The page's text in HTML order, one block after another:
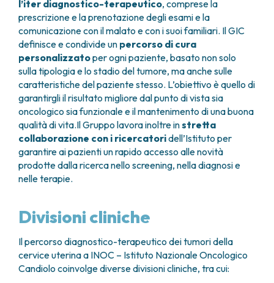
psico-oncologico qualificato
aiuta il paziente ad affrontare
positivamente non solo le cure ma
anche la delicata fase di recupero
fisico e psicologico.
È possibile partecipare anche a
gruppi di sostegnopsicologico per
confrontarsi con altre persone che
hanno vissuto o vivono la stessa
esperienza.
immediato.del sangue
quando vi è indicazione a
cadenza decisa dal medico.
l’iter diagnostico-terapeutico, comprese la
prescrizione e la prenotazione degli esami e la
comunicazione con il malato e con i suoi familiari. Il GIC
definisce e condivide un percorso di cura
personalizzatoper ogni paziente, basato non solo
sulla tipologia e lo stadio del tumore, ma anche sulle
caratteristiche del paziente stesso. L’obiettivo è quello di
garantirgli il risultato migliore dal punto di vista sia
oncologico sia funzionale e il mantenimento di una buona
qualità di vita.Il Gruppo lavora inoltre instretta
collaborazione con i ricercatoridell’Istituto per
garantire ai pazienti un rapido accesso alle novità
prodotte dalla ricerca nello screening, nella diagnosi e
nelle terapie.
Divisioni cliniche
Il percorso diagnostico-terapeutico dei tumori della
cervice uterina a INOC – Istituto Nazionale Oncologico
Candiolo coinvolge diverse divisioni cliniche, tra cui: